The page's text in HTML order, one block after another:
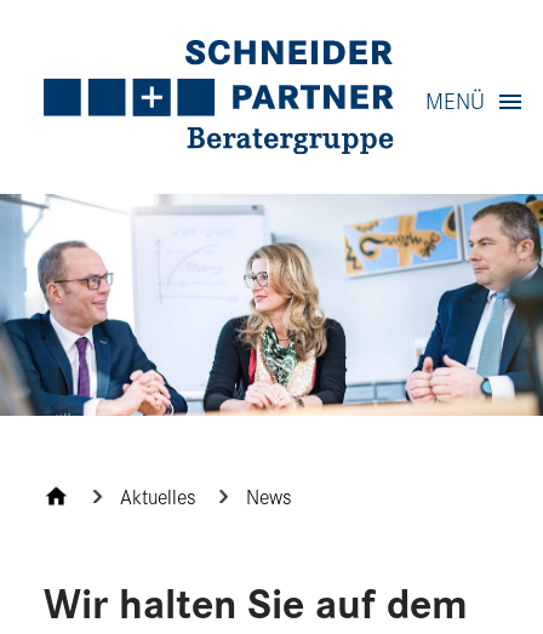
Inhalt
Service
MENÜ
Aktuelles News
Wir halten Sie auf dem